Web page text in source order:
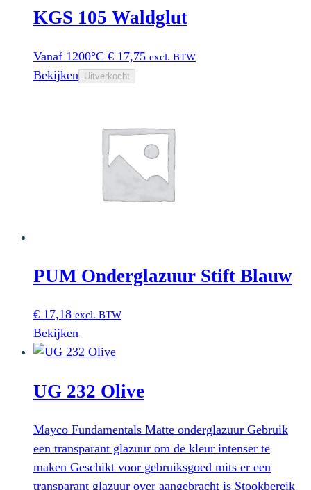
KGS 105 Waldglut
Vanaf 1200°C € 17,75 excl. BTW
Bekijken Uitverkocht
PUM Onderglazuur Stift Blauw
€ 17,18 excl. BTW
Bekijken
UG 232 Olive
Mayco Fundamentals Matte onderglazuur Gebruik
een transparant glazuur om de kleur intenser te
maken Geschikt voor gebruiksgoed mits er een
transparant glazuur over aangebracht is Stookbereik